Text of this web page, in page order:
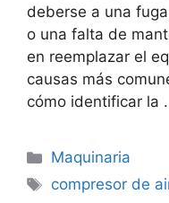
deberse a una
o una falta de
en reemplazar el
causas más
cómo identificar la
Categorías
Maquinaria
Etiquetas
compresor de